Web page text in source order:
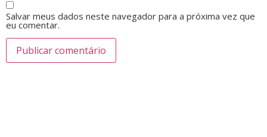
Salvar meus dados neste navegador para a próxima vez que
eu comentar.